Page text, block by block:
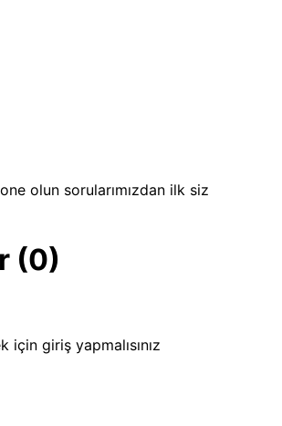
olun sorularımızdan ilk siz
(0)
için giriş yapmalısınız